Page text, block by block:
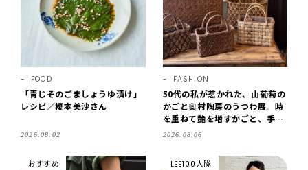
FOOD
「青じそのごましょうゆ漬け」
レシピ／榎本美沙さん
2026.08.02
FASHION
50代の私が惹かれた、山葡萄の
かごと奥村陶房のうつわ展。時
を重ねて艶を増すかごと、手仕
事の美しさに出会いました。
2026.08.06
おすすめ LEE100人隊